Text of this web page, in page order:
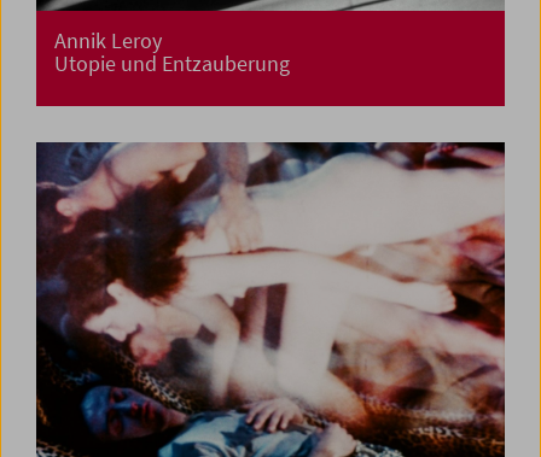
Annik Leroy
Utopie und Entzauberung